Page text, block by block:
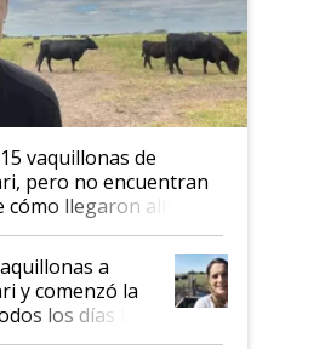
vaquillonas de
pero no encuentran
llegaron allí
a
y comenzó la
los días le